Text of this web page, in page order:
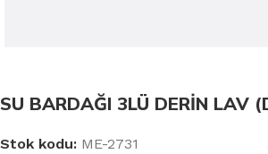
SU BARDAĞI 3LÜ DERİN LAV
Stok kodu: ME-2731